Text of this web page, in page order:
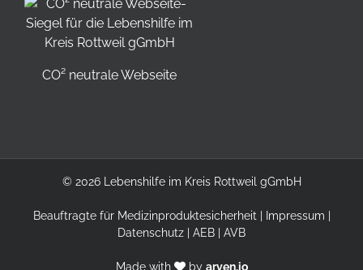
CO² neutrale Webseite
© 2026 Lebenshilfe im Kreis Rottweil gGmbH
Beauftragte für Medizinproduktesicherheit | Impressum |
Datenschutz | AEB | AVB
Made with by arven.io